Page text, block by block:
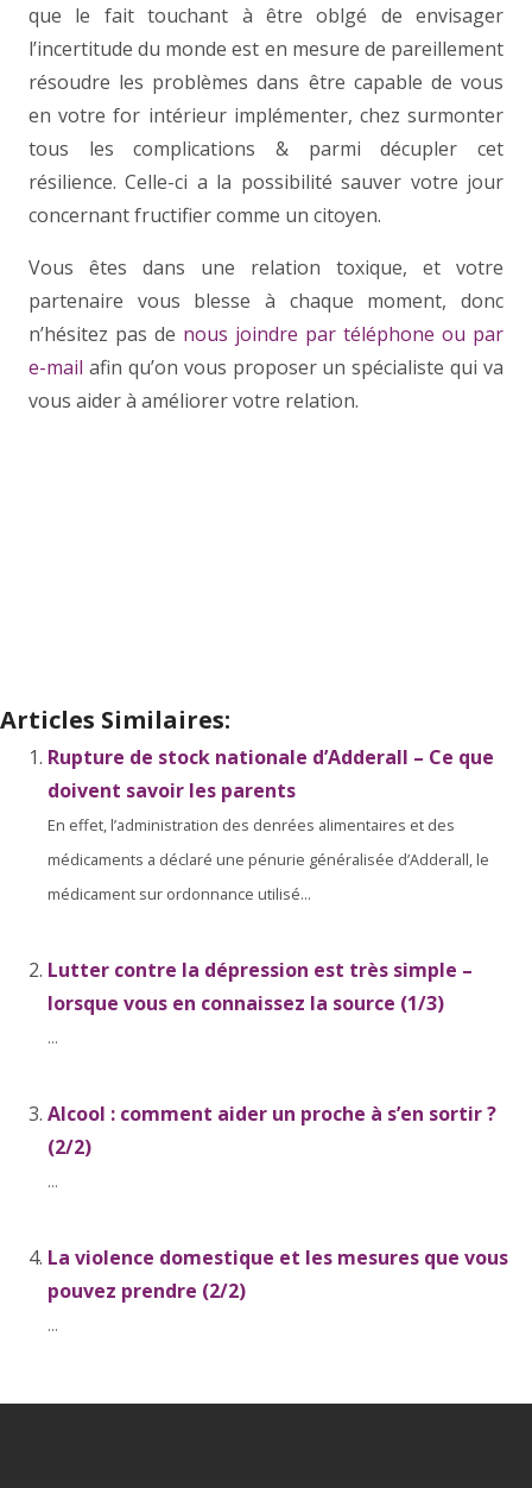
que le fait touchant à être oblgé de envisager
l’incertitude du monde est en mesure de pareillement
résoudre les problèmes dans être capable de vous
en votre for intérieur implémenter, chez surmonter
tous les complications & parmi décupler cet
résilience. Celle-ci a la possibilité sauver votre jour
concernant fructifier comme un citoyen.
Vous êtes dans une relation toxique, et votre
partenaire vous blesse à chaque moment, donc
n’hésitez pas de nous joindre par téléphone ou par
e-mail afin qu’on vous proposer un spécialiste qui va
vous aider à améliorer votre relation.
Articles Similaires:
Rupture de stock nationale d’Adderall – Ce que
doivent savoir les parents
En effet, l’administration des denrées alimentaires et des
médicaments a déclaré une pénurie généralisée d’Adderall, le
médicament sur ordonnance utilisé...
Lutter contre la dépression est très simple –
lorsque vous en connaissez la source (1/3)
...
Alcool : comment aider un proche à s’en sortir ?
(2/2)
...
La violence domestique et les mesures que vous
pouvez prendre (2/2)
...